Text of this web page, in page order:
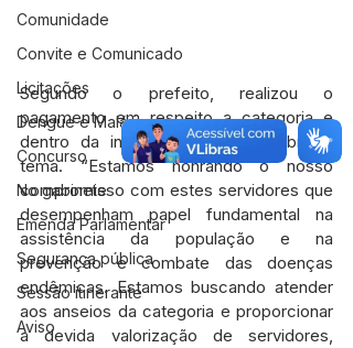
Comunidade
Convite e Comunicado
Licitações
Dengue e Malária
Concurso
No gabinete
Emenda Parlamentar
Segurança pública
Sessão itinerante
Aviso
Segundo o prefeito, realizou o
pagamento em respeito a categoria e
dentro da interpretação legal sobre o
tema. “Estamos honrando o nosso
compromisso com estes servidores que
desempenham papel fundamental na
assistência da população e na
prevenção e combate das doenças
endêmicas. Estamos buscando atender
aos anseios da categoria e proporcionar
a devida valorização de servidores,